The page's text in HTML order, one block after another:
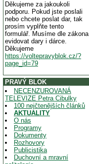
Děkujeme za jakoukoli
podporu. Pokud jste poslali
nebo chcete poslat dar, tak
prosím vyplňte tento
formulář. Musíme dle zákona
evidovat dary i dárce.
Děkujeme
https://voltepravyblok.cz/?
page_id=79
PRAVÝ BLOK
NECENZUROVANÁ
TELEVIZE Petra Cibulky
100 nejčtenějších článků
AKTUALITY
O nás
Programy
Dokumenty
Rozhovory
Publicistika
Duchovní a mravní